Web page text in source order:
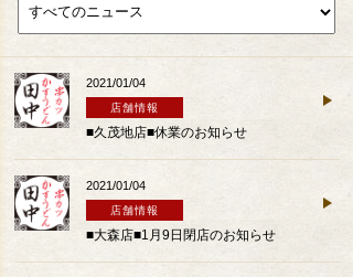
i
n
2021/01/04
店舗情報
■久茂地店■休業のお知らせ
2021/01/04
店舗情報
■大森店■1月9日閉店のお知らせ